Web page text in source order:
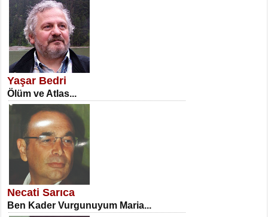
SATILMIŞ ÜMİT ÇETİNKAYA
Erkenlik...
NECLA DİLEK ARSLAN
Öğretmenler Günü Mahkemesi...
Yaşar Bedri
Ölüm ve Atlas...
Necati Sarıca
Ben Kader Vurgunuyum Maria...